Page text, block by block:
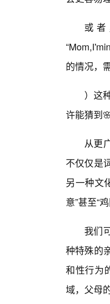
或
的情况，
）这
许能猜到
从更
不仅仅是
另一种文
意”甚至“
我们
种特殊的
和性行为
域，父母